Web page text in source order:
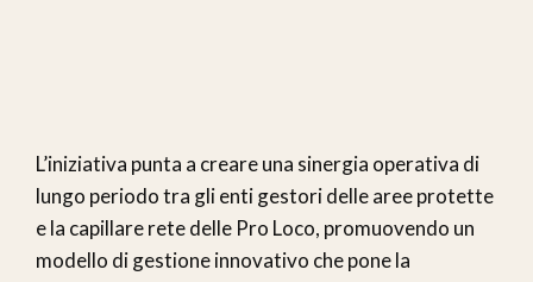
L’iniziativa punta a creare una sinergia operativa di
lungo periodo tra gli enti gestori delle aree protette
e la capillare rete delle Pro Loco, promuovendo un
modello di gestione innovativo che pone la